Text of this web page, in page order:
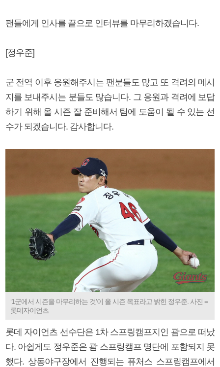
팬들에게 인사를 끝으로 인터뷰를 마무리하겠습니다.
[정우준]
군 전역 이후 응원해주시는 팬분들도 많고 또 격려의 메시
지를 보내주시는 분들도 많습니다. 그 응원과 격려에 보답
하기 위해 올 시즌 잘 준비해서 팀에 도움이 될 수 있는 선
수가 되겠습니다. 감사합니다.
‘1군에서 시즌을 마무리하는 것’이 올 시즌 목표라고 밝힌 정우준. 사진 =
롯데자이언츠
롯데 자이언츠 선수단은 1차 스프링캠프지인 괌으로 떠났
다. 아쉽게도 정우준은 괌 스프링캠프 명단에 포함되지 못
했다. 상동야구장에서 진행되는 퓨처스 스프링캠프에서